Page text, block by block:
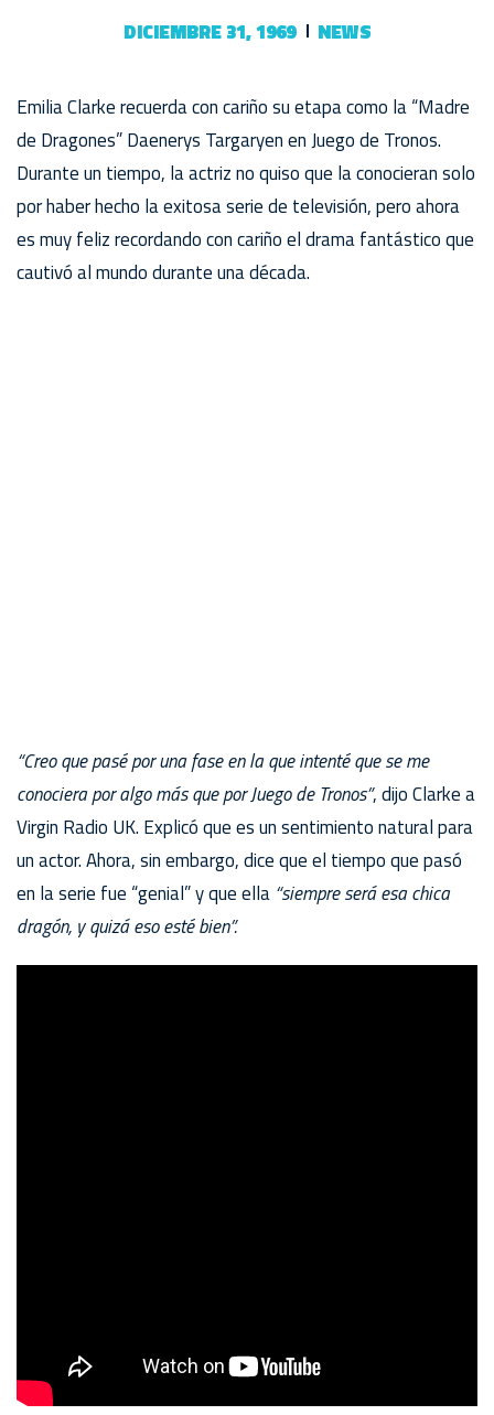
DICIEMBRE 31, 1969 NEWS
Emilia Clarke recuerda con cariño su etapa como la “Madre
de Dragones” Daenerys Targaryen en Juego de Tronos.
Durante un tiempo, la actriz no quiso que la conocieran solo
por haber hecho la exitosa serie de televisión, pero ahora
es muy feliz recordando con cariño el drama fantástico que
cautivó al mundo durante una década.
“Creo que pasé por una fase en la que intenté que se me
conociera por algo más que por Juego de Tronos”, dijo Clarke a
Virgin Radio UK. Explicó que es un sentimiento natural para
un actor. Ahora, sin embargo, dice que el tiempo que pasó
en la serie fue “genial” y que ella “siempre será esa chica
dragón, y quizá eso esté bien”.